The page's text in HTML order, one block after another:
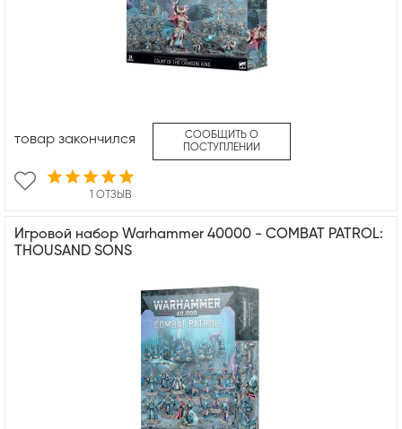
1 ОТЗЫВ
товар закончился
СООБЩИТЬ О
ПОСТУПЛЕНИИ
Игровой набор Warhammer 40000 - COMBAT PATROL:
THOUSAND SONS